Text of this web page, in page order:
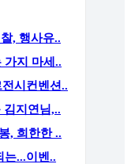
, 행사유..
가지 마세..
시컨벤션..
김지연님,..
, 희한한 ..
는...이벤..